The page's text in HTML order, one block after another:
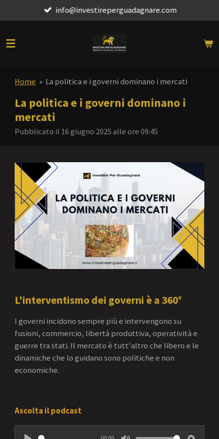
al
principale
info@investireperguadagnare.com
Home » La politica e i governi dominano i mercati
La politica e i governi dominano i
mercati
Pubblicato il 16 giugno 2025 alle ore 09:45
L'interventismo dei governi è a 360°
I governi incidono sempre più e intervengono su
fusioni, commercio, libertà produttiva, operatività e
guerre tra stati. Il mercato è tutt'altro che libero e le
dinamiche che lo guidano sono politiche e non
economiche.
Ascolta il podcast